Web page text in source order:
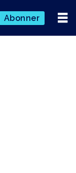
Abonner